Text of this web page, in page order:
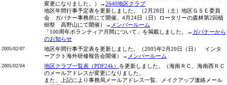
変更になりました。）→2640地区クラブ
地区年間行事予定表を更新しました。（2月28日（土）地区ＧＳＥ委員
会 ガバナー事務所にて開催、4月24日（日）ロータリーの森林第2回植
樹祭 高野山にて開催）→ メンバールーム
「100周年ボランティア月間について」を掲載しました。→ ガバナーから
のお知らせ
2005/02/07
地区年間行事予定表を更新しました。（2005年2月20日（日） インタ
ーアクト海外研修報告会開催）→ メンバールーム
2005/02/04 地区クラブ一覧表（PDF24k） を更新しました。（海南ＲＣ、海南西ＲＣ
のメールアドレスが変更になりました。
また、上記により事務局メールアドレス一覧、メイクアップ連絡メール